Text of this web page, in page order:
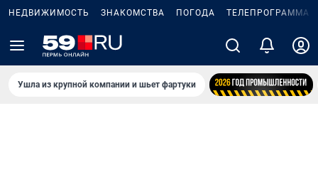
НЕДВИЖИМОСТЬ ЗНАКОМСТВА ПОГОДА ТЕЛЕПРОГРАММА
Ушла из крупной компании и шьет фартуки